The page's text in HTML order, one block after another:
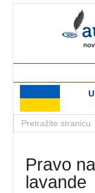
Pravo
lavande